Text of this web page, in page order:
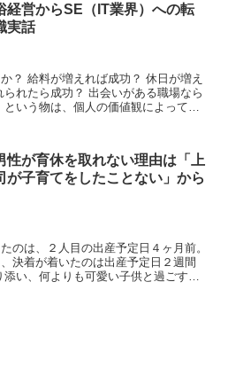
経営からSE（IT業界）への転
実話
？ 給料が増えれば成功？ 休日が増え
れたら成功？ 出会いがある職場なら
いう物は、個人の価値観によって大
性が育休を取れない理由は「上
が子育てをしたことない」から
のは、２人目の出産予定日４ヶ月前。
決着が着いたのは出産予定日２週間
い、何よりも可愛い子供と過ごす。